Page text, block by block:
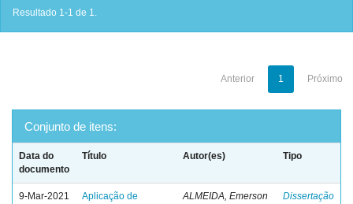
Resultado 1-1 de 1.
Anterior 1 Próximo
Conjunto de itens:
Data do
documento
Título Autor(es) Tipo
9-Mar-2021
Aplicação de
ALMEIDA, Emerson
Dissertação